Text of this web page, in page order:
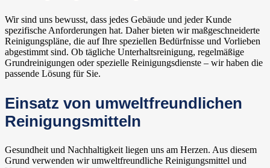
Wir sind uns bewusst, dass jedes Gebäude und jeder Kunde
spezifische Anforderungen hat. Daher bieten wir maßgeschneiderte
Reinigungspläne, die auf Ihre speziellen Bedürfnisse und Vorlieben
abgestimmt sind. Ob tägliche Unterhaltsreinigung, regelmäßige
Grundreinigungen oder spezielle Reinigungsdienste – wir haben die
passende Lösung für Sie.
Einsatz von umweltfreundlichen
Reinigungsmitteln
Gesundheit und Nachhaltigkeit liegen uns am Herzen. Aus diesem
Grund verwenden wir umweltfreundliche Reinigungsmittel und